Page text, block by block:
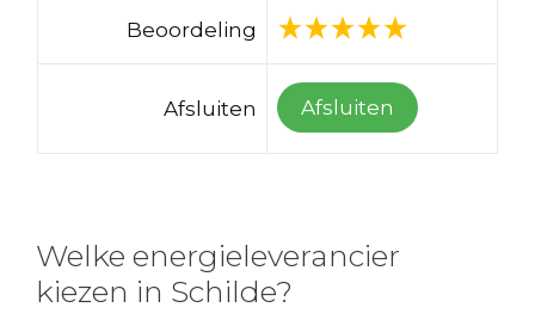
Beoordeling
Afsluiten Afsluiten
Welke energieleverancier
kiezen in Schilde?